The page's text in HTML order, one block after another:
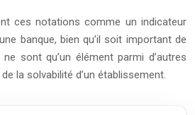
ces notations comme un indicateur
banque, bien qu’il soit important de
sont qu’un élément parmi d’autres
la solvabilité d’un établissement.